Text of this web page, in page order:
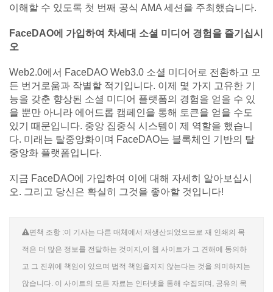
이해할 수 있도록 첫 번째 공식 AMA 세션을 주최했습니다.
FaceDAO에 가입하여 차세대 소셜 미디어 경험을 즐기십시
오
Web2.0에서 FaceDAO Web3.0 소셜 미디어로 전환하고 모
든 번거로움과 작별할 적기입니다. 이제 몇 가지 고유한 기
능을 갖춘 향상된 소셜 미디어 플랫폼의 경험을 얻을 수 있
을 뿐만 아니라 에어드롭 캠페인을 통해 토큰을 얻을 수도
있기 때문입니다. 중앙 집중식 시스템이 제 역할을 했습니
다. 미래는 탈중앙화이며 FaceDAO는 블록체인 기반의 탈
중앙화 플랫폼입니다.
지금 FaceDAO에 가입하여 이에 대해 자세히 알아보십시
오. 그리고 당신은 확실히 그것을 좋아할 것입니다!
면책 조항 :이 기사는 다른 매체에서 재생산되었으므로 재 인쇄의 목
적은 더 많은 정보를 전달하는 것이지,이 웹 사이트가 그 견해에 동의하
고 그 진위에 책임이 있으며 법적 책임을지지 않는다는 것을 의미하지는
않습니다. 이 사이트의 모든 자료는 인터넷을 통해 수집되며, 공유의 목